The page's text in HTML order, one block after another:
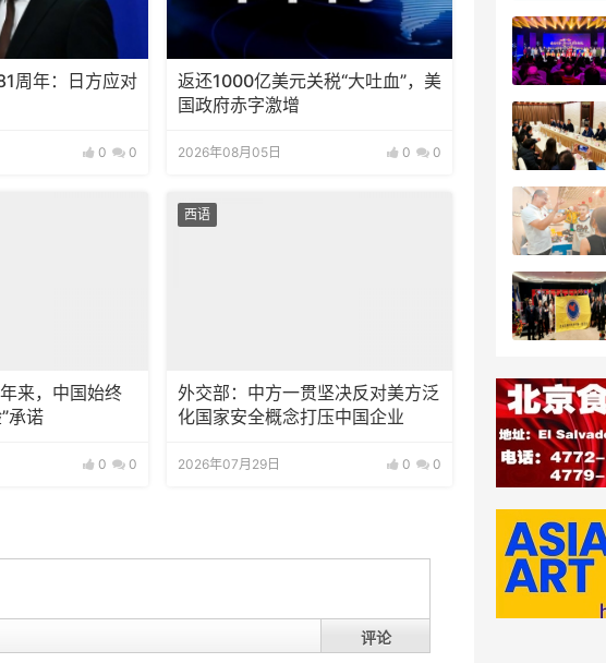
周年：日方应对
0 0
返还1000亿美元关税“大吐血”，美
国政府赤字激增
2026年08月05日 0 0
来，中国始终
承诺
0 0
西语
外交部：中方一贯坚决反对美方泛
化国家安全概念打压中国企业
2026年07月29日 0 0
评论